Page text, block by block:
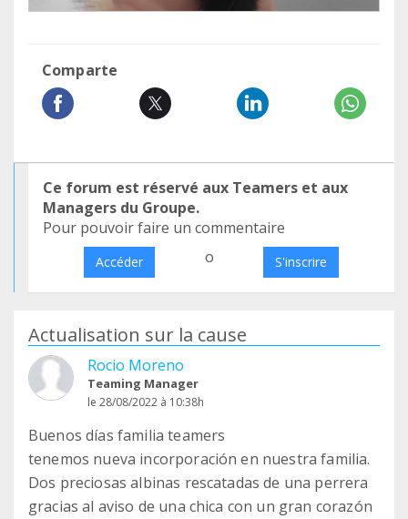
Comparte
Ce forum est réservé aux Teamers et aux
Managers du Groupe.
Pour pouvoir faire un commentaire
Accéder o S'inscrire
Actualisation sur la cause
Rocio Moreno
Teaming Manager
le 28/08/2022 à 10:38h
Buenos días familia teamers
tenemos nueva incorporación en nuestra familia.
Dos preciosas albinas rescatadas de una perrera
gracias al aviso de una chica con un gran corazón